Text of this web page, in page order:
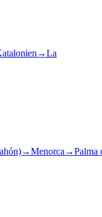
→La
→Menorca →Palma